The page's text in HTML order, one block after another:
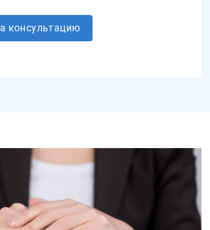
консультацию